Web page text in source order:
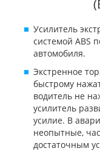
Усилитель
системой ABS
автомобиля.
Экстренное
быстрому
водитель не
усилитель
усилие. В
неопытные,
достаточным